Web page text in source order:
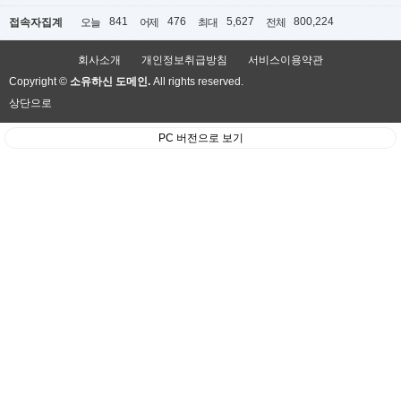
접속자집계 오늘 841 어제 476 최대 5,627 전체 800,224
회사소개 개인정보취급방침
서비스이용약관
Copyright © 소유하신 도메인. All rights reserved.
상단으로
PC 버전으로 보기